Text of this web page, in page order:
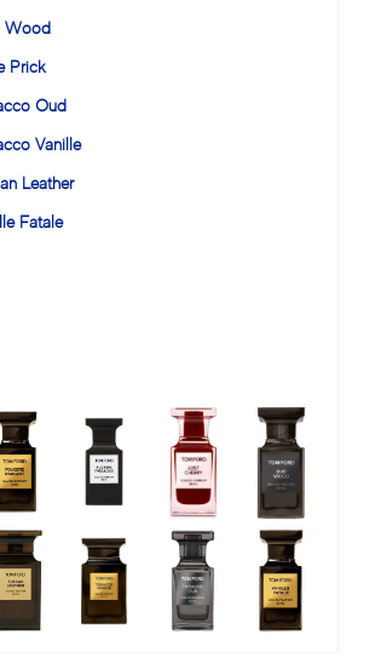
Wood
Prick
Oud
Vanille
Leather
Fatale